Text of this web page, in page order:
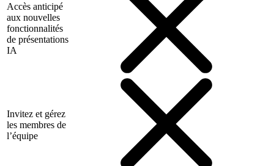
Accès anticipé
aux nouvelles
fonctionnalités
de présentations
IA
Invitez et gérez
les membres de
l’équipe